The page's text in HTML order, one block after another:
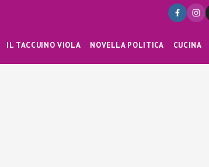
IL TACCUINO VIOLA NOVELLA POLITICA CUCINA